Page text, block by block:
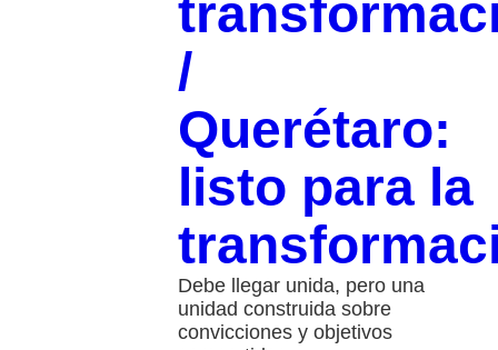
/
Querétaro:
listo para la
Debe llegar unida, pero una
unidad construida sobre
convicciones y objetivos